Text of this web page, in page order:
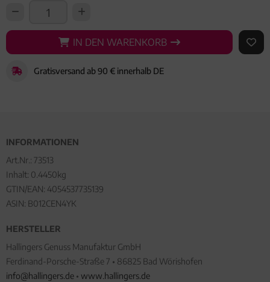
IN DEN WARENKORB
IN DEN WARENKORB AUF
Gratisversand ab 90 € innerhalb DE
INFORMATIONEN
Art.Nr.: 73513
Inhalt: 0.4450kg
GTIN/EAN: 4054537735139
ASIN: B012CEN4YK
HERSTELLER
Hallingers Genuss Manufaktur GmbH
Ferdinand-Porsche-Straße 7 • 86825 Bad Wörishofen
info@hallingers.de • www.hallingers.de